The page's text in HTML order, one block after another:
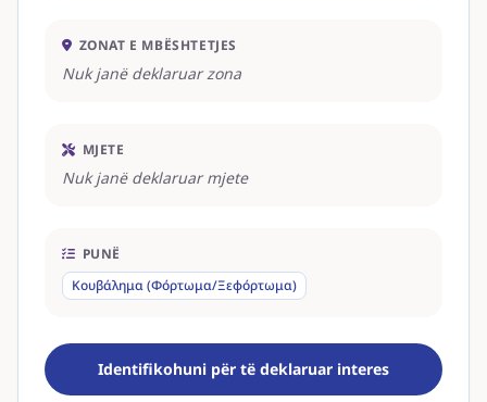
ZONAT E MBËSHTETJES
Nuk janë deklaruar zona
MJETE
Nuk janë deklaruar mjete
PUNË
Κουβάλημα (Φόρτωμα/Ξεφόρτωμα)
Identifikohuni për të deklaruar interes